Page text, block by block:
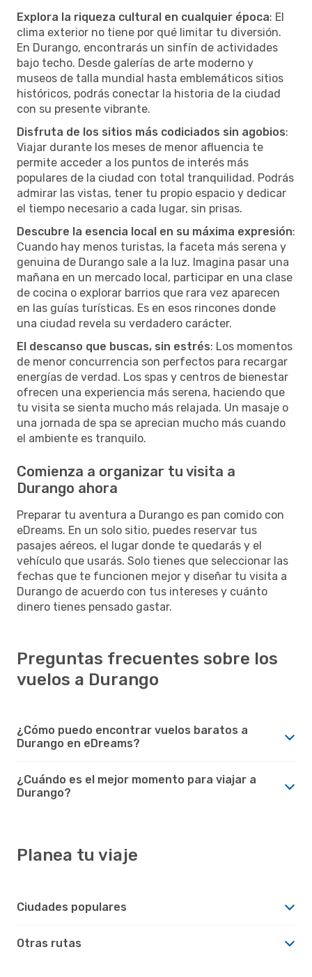
Explora la riqueza cultural en cualquier época: El
clima exterior no tiene por qué limitar tu diversión.
En Durango, encontrarás un sinfín de actividades
bajo techo. Desde galerías de arte moderno y
museos de talla mundial hasta emblemáticos sitios
históricos, podrás conectar la historia de la ciudad
con su presente vibrante.
Disfruta de los sitios más codiciados sin agobios:
Viajar durante los meses de menor afluencia te
permite acceder a los puntos de interés más
populares de la ciudad con total tranquilidad. Podrás
admirar las vistas, tener tu propio espacio y dedicar
el tiempo necesario a cada lugar, sin prisas.
Descubre la esencia local en su máxima expresión:
Cuando hay menos turistas, la faceta más serena y
genuina de Durango sale a la luz. Imagina pasar una
mañana en un mercado local, participar en una clase
de cocina o explorar barrios que rara vez aparecen
en las guías turísticas. Es en esos rincones donde
una ciudad revela su verdadero carácter.
El descanso que buscas, sin estrés: Los momentos
de menor concurrencia son perfectos para recargar
energías de verdad. Los spas y centros de bienestar
ofrecen una experiencia más serena, haciendo que
tu visita se sienta mucho más relajada. Un masaje o
una jornada de spa se aprecian mucho más cuando
el ambiente es tranquilo.
Comienza a organizar tu visita a
Durango ahora
Preparar tu aventura a Durango es pan comido con
eDreams. En un solo sitio, puedes reservar tus
pasajes aéreos, el lugar donde te quedarás y el
vehículo que usarás. Solo tienes que seleccionar las
fechas que te funcionen mejor y diseñar tu visita a
Durango de acuerdo con tus intereses y cuánto
dinero tienes pensado gastar.
Preguntas frecuentes sobre los
vuelos a Durango
¿Cómo puedo encontrar vuelos baratos a
Durango en eDreams?
¿Cuándo es el mejor momento para viajar a
Durango?
Planea tu viaje
Ciudades populares
Otras rutas